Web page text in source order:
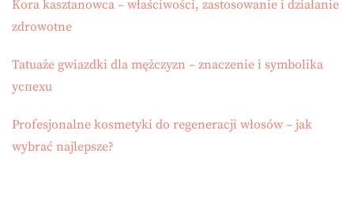
Kora kasztanowca – właściwości, zastosowanie i działanie
zdrowotne
Tatuaże gwiazdki dla mężczyzn – znaczenie i symbolika
успехu
Profesjonalne kosmetyki do regeneracji włosów – jak
wybrać najlepsze?